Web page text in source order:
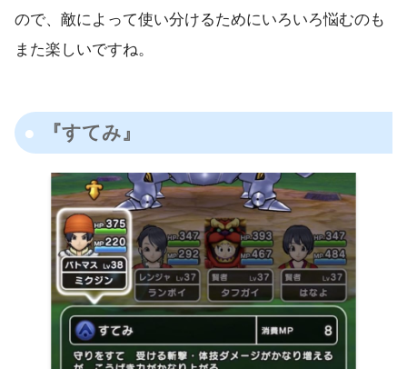
ので、敵によって使い分けるためにいろいろ悩むのも
また楽しいですね。
『すてみ』